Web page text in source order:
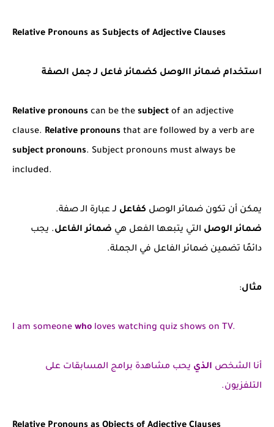
Relative Pronouns as Subjects of Adjective Clauses
استخدام ضمائر االوصل كضمائر فاعل لـ جمل الصفة
Relative pronouns can be the subject of an adjective
clause. Relative pronouns that are followed by a verb are
subject pronouns. Subject pronouns must always be
included.
يمكن أن تكون ضمائر الوصل كفاعل لـ عبارة الـ صفة.
ضمائر الوصل التي يتبعها الفعل هي ضمائر الفاعل. يجب
دائمًا تضمين ضمائر الفاعل في الجملة.
مثال:
I am someone who loves watching quiz shows on TV.
أنا الشخص الذي يحب مشاهدة برامج المسابقات على
التلفزيون.